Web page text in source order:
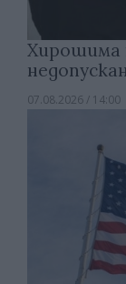
Хирошима
07.08.2026 / 14:00